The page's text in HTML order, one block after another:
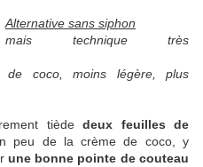
Alternative sans siphon
mais technique très
de coco, moins légère, plus
tiède deux feuilles de
peu de la crème de coco, y
une bonne pointe de couteau